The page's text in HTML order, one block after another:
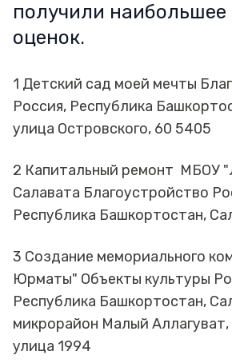
получили наибольшее
оценок.
1 Детский сад моей мечты
Россия, Республика
улица Островского, 60 5405
2 Капитальный ремонт МБОУ
Салавата Благоустройство
Республика Башкортостан,
3 Создание мемориального
Юрматы" Объекты культуры
Республика Башкортостан,
микрорайон Малый
улица 1994